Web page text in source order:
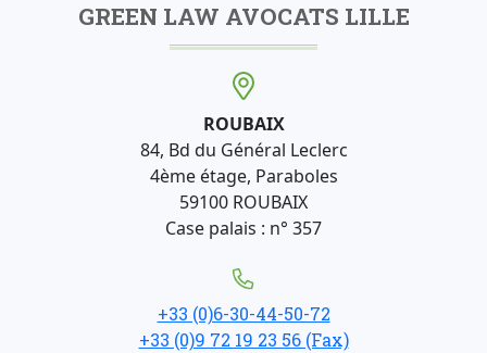
GREEN LAW AVOCATS LILLE
ROUBAIX
84, Bd du Général Leclerc
4ème étage, Paraboles
59100 ROUBAIX
Case palais : n° 357
+33 (0)6-30-44-50-72
+33 (0)9 72 19 23 56 (Fax)